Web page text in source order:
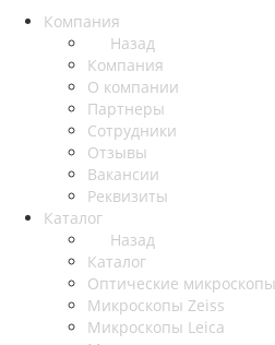
Компания
Назад
Компания
О компании
Партнеры
Сотрудники
Отзывы
Вакансии
Реквизиты
Каталог
Назад
Каталог
Оптические
Микроскопы Zeiss
Микроскопы Leica